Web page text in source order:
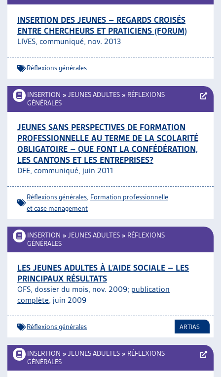
INSERTION DES JEUNES – REGARDS CROISÉS
ENTRE CHERCHEURS ET PRATICIENS (FORUM)
LIVES, communiqué, nov. 2013
Réflexions générales
INSERTION » JEUNES ADULTES » RÉFLEXIONS
GÉNÉRALES
JEUNES SANS PERSPECTIVES DE FORMATION
PROFESSIONNELLE AU TERME DE LA SCOLARITÉ
OBLIGATOIRE – QUE FONT LA CONFÉDÉRATION,
LES CANTONS ET LES ENTREPRISES?
DFE, communiqué, juin 2011
Réflexions générales Formation professionnelle
et case management
INSERTION » JEUNES ADULTES » RÉFLEXIONS
GÉNÉRALES
LES JEUNES ADULTES À L’AIDE SOCIALE – LES
PRINCIPAUX RÉSULTATS
OFS, dossier du mois, nov. 2009; publication
complète, juin 2009
Réflexions générales ARTIAS
INSERTION » JEUNES ADULTES » RÉFLEXIONS
GÉNÉRALES